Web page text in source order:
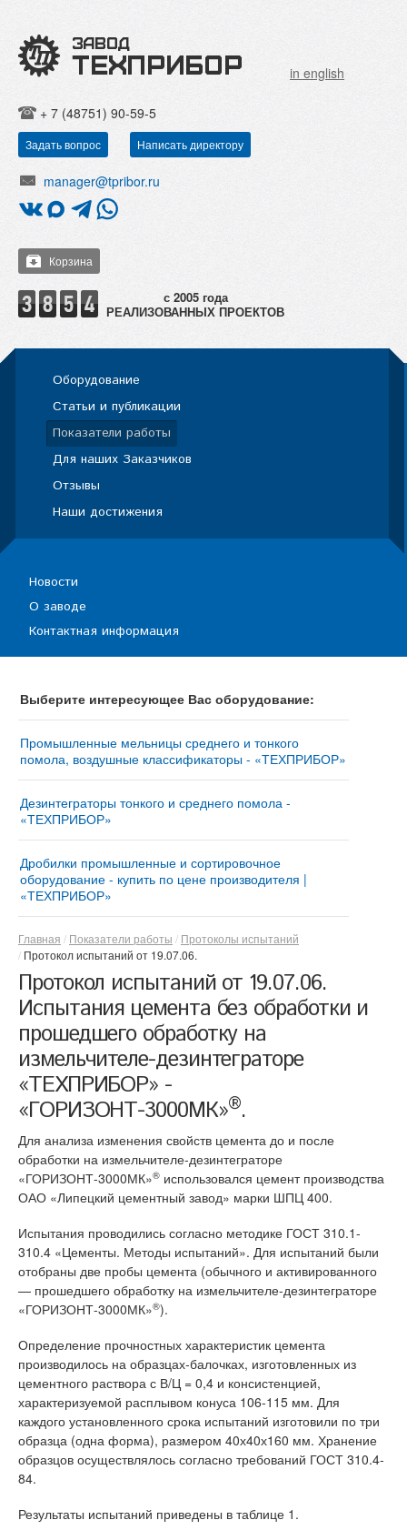
in english
+ 7 (48751) 90-59-5
Задать вопрос Написать директору
manager@tpribor.ru
Корзина
РЕАЛИЗОВАННЫХ ПРОЕКТОВ
Оборудование
Статьи и публикации
Показатели работы
Для наших Заказчиков
Отзывы
Наши достижения
Новости
О заводе
Контактная информация
Выберите интересующее Вас оборудование:
Промышленные мельницы среднего и тонкого
помола, воздушные классификаторы - «ТЕХПРИБОР»
Мельница «ТРИБОКИНЕТИКА – 10050» - купить у
изготовителя
Мельница «ТРИБОКИНЕТИКА – 3050» | Ударно-
центробежные и шаровые мельницы
Автоматизированная мельница «МИКРОКСИЛЕМА
- М1» Сушит – мелет - просеивает
Мельница для производства минерального
порошка «АВТОМОЛ – 10050»
Дезинтеграторы тонкого и среднего помола -
«ТЕХПРИБОР»
Измельчительный агрегат «ДМПК-ГОРИЗОНТ»®
Дезинтегратор «ГОРИЗОНТ – 380Z»
Дезинтегратор «ГОРИЗОНТ-ДОМИНАТОР-9.5»
Дезинтегратор «ГОРИЗОНТ–300Z»
Противоточные импеллеры «РЕСУРС-450»
Дробилки промышленные и сортировочное
оборудование - купить по цене производителя |
«ТЕХПРИБОР»
Купить дробильно-сортировочный комплекс
«ДРОБМАСТЕР –10/12»
Роторная дробилка для щебня «СМД-5 ВЕЙДЕР» |
Мини-дробилка для щебня и кирпича ударного
действия
Роторная дробилка «СМД-10 ВЕЙДЕР»
Ударно-отражательные дробилки «ДУО - ВЕЙДЕР -
4x2 Реверс» | Дробилки для бетона
Ударно-отражательные дробилки «ДУО - ВЕЙДЕР -
4х4 Дубль Ротор»
Главная Показатели работы
Протоколы испытаний
Протокол испытаний от 19.07.06.
Протокол испытаний от 19.07.06.
Испытания цемента без обработки и
прошедшего обработку на
измельчителе-дезинтеграторе
«ТЕХПРИБОР» -
«ГОРИЗОНТ-3000МК»®.
Для анализа изменения свойств цемента до и после
обработки на измельчителе-дезинтеграторе
«ГОРИЗОНТ-3000МК»® использовался цемент производства
ОАО «Липецкий цементный завод» марки ШПЦ 400.
Испытания проводились согласно методике ГОСТ 310.1-
310.4 «Цементы. Методы испытаний». Для испытаний были
отобраны две пробы цемента (обычного и активированного
— прошедшего обработку на измельчителе-дезинтеграторе
«ГОРИЗОНТ-3000МК»®).
Определение прочностных характеристик цемента
производилось на образцах-балочках, изготовленных из
цементного раствора с В/Ц = 0,4 и консистенцией,
характеризуемой расплывом конуса 106-115 мм. Для
каждого установленного срока испытаний изготовили по три
образца (одна форма), размером 40х40х160 мм. Хранение
образцов осуществлялось согласно требований ГОСТ 310.4-
84.
Результаты испытаний приведены в таблице 1.